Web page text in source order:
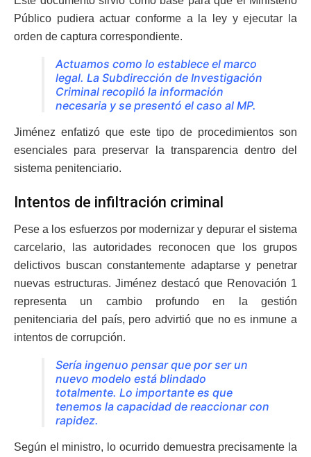
Público pudiera actuar conforme a la ley y ejecutar la
orden de captura correspondiente.
Actuamos como lo establece el marco
legal. La Subdirección de Investigación
Criminal recopiló la información
necesaria y se presentó el caso al MP.
Jiménez enfatizó que este tipo de procedimientos son
esenciales para preservar la transparencia dentro del
sistema penitenciario.
Intentos de infiltración criminal
Pese a los esfuerzos por modernizar y depurar el sistema
carcelario, las autoridades reconocen que los grupos
delictivos buscan constantemente adaptarse y penetrar
nuevas estructuras. Jiménez destacó que Renovación 1
representa un cambio profundo en la gestión
penitenciaria del país, pero advirtió que no es inmune a
intentos de corrupción.
Sería ingenuo pensar que por ser un
nuevo modelo está blindado
totalmente. Lo importante es que
tenemos la capacidad de reaccionar con
rapidez.
Según el ministro, lo ocurrido demuestra precisamente la